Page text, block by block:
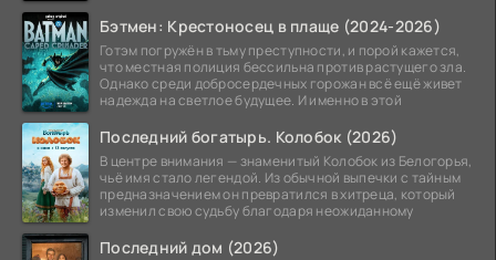
Бэтмен: Крестоносец в плаще (2024-2026)
Готэм погружён в тьму преступности, и порой кажется,
что местная полиция бессильна против растущего зла.
Однако среди добросердечных горожан всё ещё живет
надежда на светлое будущее. И именно в этой
Последний богатырь. Колобок (2026)
В центре внимания — знаменитый Колобок из Белогорья,
чьё имя стало легендой. Из обычной выпечки с тайным
предназначением он превратился в хитреца, который
изменил свою судьбу благодаря неожиданному
Последний дом (2026)